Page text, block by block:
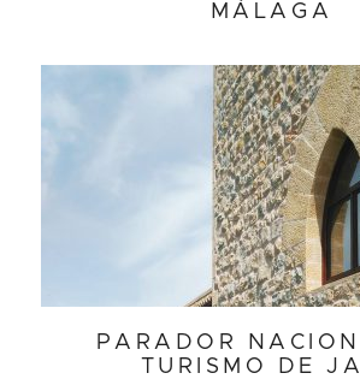
MÁLAGA
PARADOR
TURISMO DE